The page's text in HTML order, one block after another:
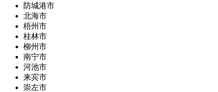
防城港市
北海市
梧州市
桂林市
柳州市
南宁市
河池市
来宾市
崇左市